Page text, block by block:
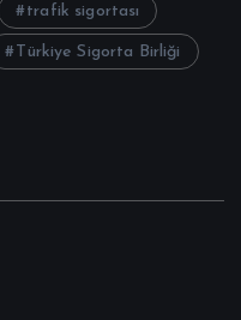
trafik sigortası
Türkiye Sigorta Birliği